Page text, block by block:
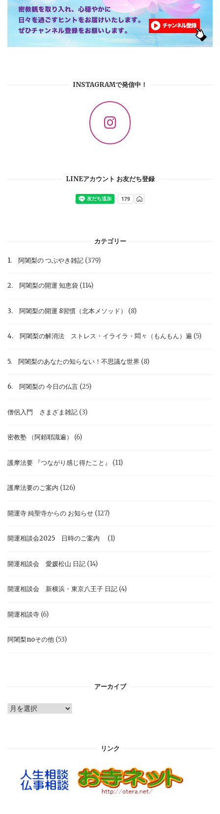
INSTAGRAMで発信中！
LINEアカウント お友だち登録
カテゴリー
1. 阿闍梨の つぶやき雑記 (379)
2. 阿闍梨の開運 知恵袋 (114)
3. 阿闍梨の開運 8習慣（北本メソッド） (8)
4. 阿闍梨の解消法 ストレス・イライラ・悶々（もんもん）遍 (5)
5. 阿闍梨のあなたの知らない！不思議な世界 (8)
6. 阿闍梨の 今日の仏言 (25)
僧侶入門 さまざま雑記 (3)
密教塾 （阿頼耶識遍） (6)
護摩法要 『つながり感じ得たこと』 (11)
護摩法要のご案内 (126)
開運寺 純聖寺からの お知らせ (127)
開運相談会2025 日時のご案内 (1)
開運相談会 愛媛松山 日記 (14)
開運相談会 新横浜・東京八王子 日記 (4)
開運相談寺 (6)
阿闍梨noその他 (53)
アーカイブ
ア
リンク